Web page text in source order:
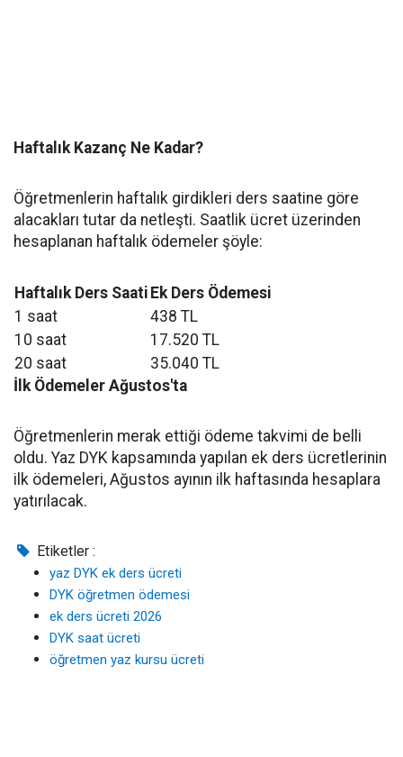
Haftalık Kazanç Ne Kadar?
Öğretmenlerin haftalık girdikleri ders saatine göre
alacakları tutar da netleşti. Saatlik ücret üzerinden
hesaplanan haftalık ödemeler şöyle:
Haftalık Ders Saati Ek Ders Ödemesi
1 saat
438 TL
10 saat
17.520 TL
20 saat
35.040 TL
İlk Ödemeler Ağustos'ta
Öğretmenlerin merak ettiği ödeme takvimi de belli
oldu. Yaz DYK kapsamında yapılan ek ders ücretlerinin
ilk ödemeleri, Ağustos ayının ilk haftasında hesaplara
yatırılacak.
Etiketler :
yaz DYK ek ders ücreti
DYK öğretmen ödemesi
ek ders ücreti 2026
DYK saat ücreti
öğretmen yaz kursu ücreti